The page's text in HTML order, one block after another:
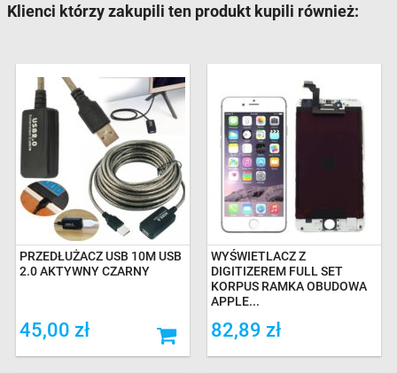
Klienci którzy zakupili ten produkt kupili również:
PRZEDŁUŻACZ USB 10M USB
2.0 AKTYWNY CZARNY
45,00 zł
WYŚWIETLACZ Z
DIGITIZEREM FULL SET
KORPUS RAMKA OBUDOWA
APPLE...
82,89 zł